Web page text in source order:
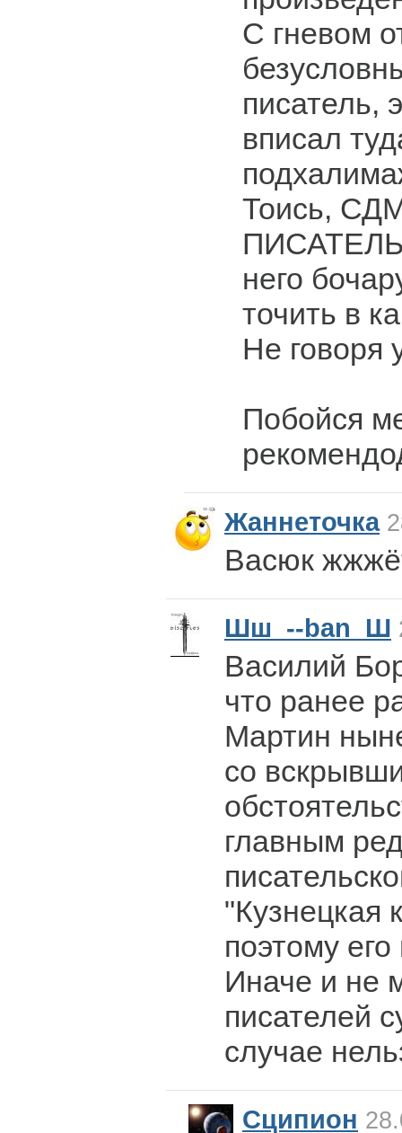
С гневом
писатель,
вписал
Тоись,
него
точить в
Не говоря
Побойся
Жаннеточка
Васюк
Шш_--ban_Ш
Василий
что ранее
Мартин
со
главным
"Кузнецкая
поэтому его
Иначе и не
писателей
случае
Сципион